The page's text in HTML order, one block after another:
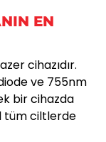
EN
cihazıdır.
ve 755nm
bir cihazda
tüm ciltlerde